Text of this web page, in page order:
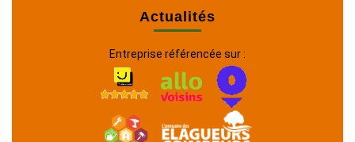
Actualités
Entreprise référencée sur :